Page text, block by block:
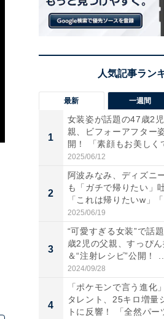
最新 一週間
1
女装姿が話題の47歳2
親、ビフォーアフター
開！ 「素顔もお美しく
2025/06/12
2
阿波みなみ、ディズニ
も「ガチで帰りたい」
「これは帰りたいw」「
ち...
2025/06/19
3
“可愛すぎる女装”で話
歳2児の父親、すっぴ
＆“注射レシピ”公開！ ...
2024/09/28
4
「ポケモンで言う進化
タレント、25キロ増量
トに反響！ 「全然パー